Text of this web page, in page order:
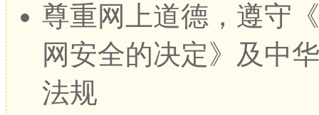
尊重网上道德，遵守
网安全的决定》及中
法规